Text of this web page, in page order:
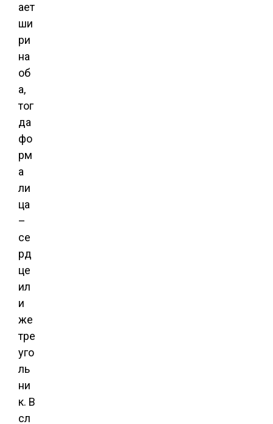
ает
ши
ри
на
об
а,
тог
да
фо
рм
а
ли
ца
–
се
рд
це
ил
и
же
тре
уго
ль
ни
к. В
сл